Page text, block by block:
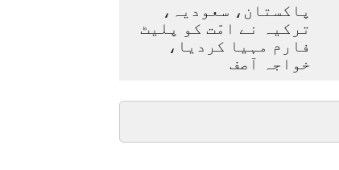
پاکستان، سعودیہ،
ترکیہ نے امّت کو پلیٹ
فارم مہیا کردیا،
خواجہ آصف